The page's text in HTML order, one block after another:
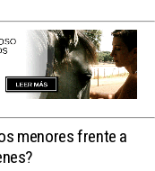
menores frente a